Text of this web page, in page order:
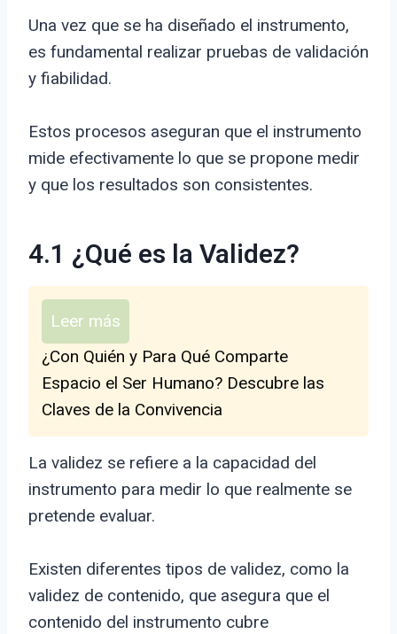
Una vez que se ha diseñado el instrumento,
es fundamental realizar pruebas de validación
y fiabilidad.
Estos procesos aseguran que el instrumento
mide efectivamente lo que se propone medir
y que los resultados son consistentes.
4.1 ¿Qué es la Validez?
Leer más
¿Con Quién y Para Qué Comparte
Espacio el Ser Humano? Descubre las
Claves de la Convivencia
La validez se refiere a la capacidad del
instrumento para medir lo que realmente se
pretende evaluar.
Existen diferentes tipos de validez, como la
validez de contenido, que asegura que el
contenido del instrumento cubre